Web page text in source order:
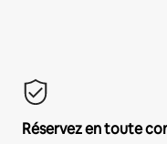
Réservez en toute